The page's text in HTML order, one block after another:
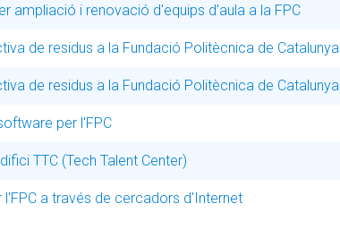
ampliació i renovació d'equips d'aula a la FPC
de residus a la Fundació Politècnica de Catalunya
de residus a la Fundació Politècnica de Catalunya
per l'FPC
TTC (Tech Talent Center)
a través de cercadors d'Internet